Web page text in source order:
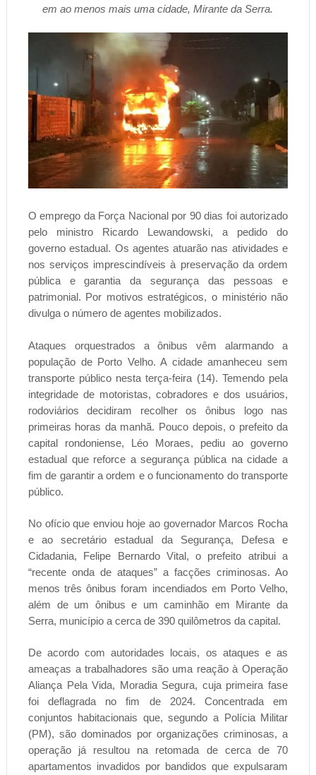
em ao menos mais uma cidade, Mirante da Serra.
O emprego da Força Nacional por 90 dias foi autorizado
pelo ministro Ricardo Lewandowski, a pedido do
governo estadual. Os agentes atuarão nas atividades e
nos serviços imprescindíveis à preservação da ordem
pública e garantia da segurança das pessoas e
patrimonial. Por motivos estratégicos, o ministério não
divulga o número de agentes mobilizados.
Ataques orquestrados a ônibus vêm alarmando a
população de Porto Velho. A cidade amanheceu sem
transporte público nesta terça-feira (14). Temendo pela
integridade de motoristas, cobradores e dos usuários,
rodoviários decidiram recolher os ônibus logo nas
primeiras horas da manhã. Pouco depois, o prefeito da
capital rondoniense, Léo Moraes, pediu ao governo
estadual que reforce a segurança pública na cidade a
fim de garantir a ordem e o funcionamento do transporte
público.
No ofício que enviou hoje ao governador Marcos Rocha
e ao secretário estadual da Segurança, Defesa e
Cidadania, Felipe Bernardo Vital, o prefeito atribui a
“recente onda de ataques” a facções criminosas. Ao
menos três ônibus foram incendiados em Porto Velho,
além de um ônibus e um caminhão em Mirante da
Serra, município a cerca de 390 quilômetros da capital.
De acordo com autoridades locais, os ataques e as
ameaças a trabalhadores são uma reação à Operação
Aliança Pela Vida, Moradia Segura, cuja primeira fase
foi deflagrada no fim de 2024. Concentrada em
conjuntos habitacionais que, segundo a Polícia Militar
(PM), são dominados por organizações criminosas, a
operação já resultou na retomada de cerca de 70
apartamentos invadidos por bandidos que expulsaram